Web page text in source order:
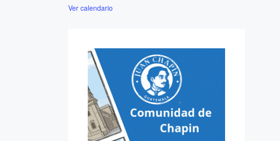
Ver calendario